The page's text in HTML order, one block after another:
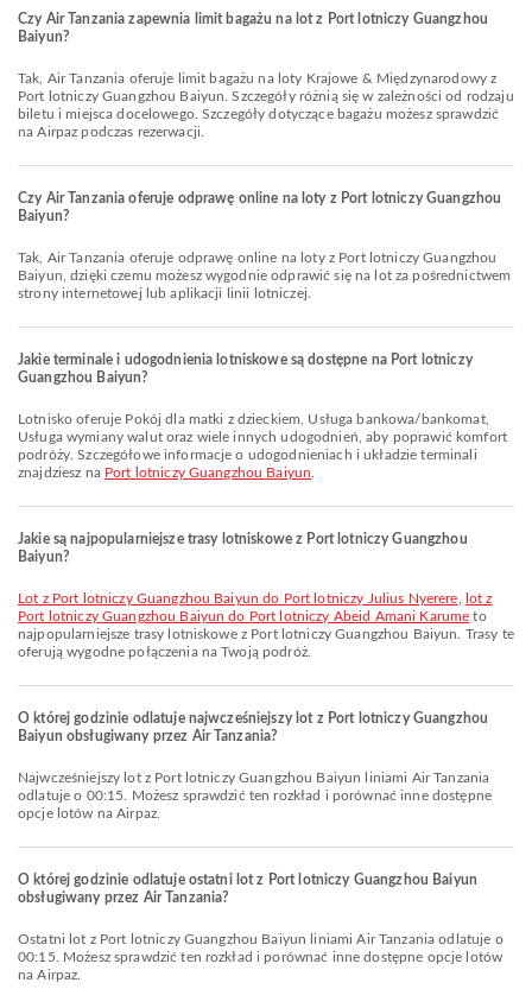
Czy Air Tanzania zapewnia limit bagażu na lot z Port lotniczy Guangzhou
Baiyun?
Tak, Air Tanzania oferuje limit bagażu na loty Krajowe & Międzynarodowy z
Port lotniczy Guangzhou Baiyun. Szczegóły różnią się w zależności od rodzaju
biletu i miejsca docelowego. Szczegóły dotyczące bagażu możesz sprawdzić
na Airpaz podczas rezerwacji.
Czy Air Tanzania oferuje odprawę online na loty z Port lotniczy Guangzhou
Baiyun?
Tak, Air Tanzania oferuje odprawę online na loty z Port lotniczy Guangzhou
Baiyun, dzięki czemu możesz wygodnie odprawić się na lot za pośrednictwem
strony internetowej lub aplikacji linii lotniczej.
Jakie terminale i udogodnienia lotniskowe są dostępne na Port lotniczy
Guangzhou Baiyun?
Lotnisko oferuje Pokój dla matki z dzieckiem, Usługa bankowa/bankomat,
Usługa wymiany walut oraz wiele innych udogodnień, aby poprawić komfort
podróży. Szczegółowe informacje o udogodnieniach i układzie terminali
znajdziesz na Port lotniczy Guangzhou Baiyun
Jakie są najpopularniejsze trasy lotniskowe z Port lotniczy Guangzhou
Baiyun?
lot z Port lotniczy Guangzhou Baiyun do Port lotniczy Julius Nyerere
lot z
Port lotniczy Guangzhou Baiyun do Port lotniczy Abeid Amani Karume to
najpopularniejsze trasy lotniskowe z Port lotniczy Guangzhou Baiyun. Trasy te
oferują wygodne połączenia na Twoją podróż.
O której godzinie odlatuje najwcześniejszy lot z Port lotniczy Guangzhou
Baiyun obsługiwany przez Air Tanzania?
Najwcześniejszy lot z Port lotniczy Guangzhou Baiyun liniami Air Tanzania
odlatuje o 00:15. Możesz sprawdzić ten rozkład i porównać inne dostępne
opcje lotów na Airpaz.
O której godzinie odlatuje ostatni lot z Port lotniczy Guangzhou Baiyun
obsługiwany przez Air Tanzania?
Ostatni lot z Port lotniczy Guangzhou Baiyun liniami Air Tanzania odlatuje o
00:15. Możesz sprawdzić ten rozkład i porównać inne dostępne opcje lotów
na Airpaz.